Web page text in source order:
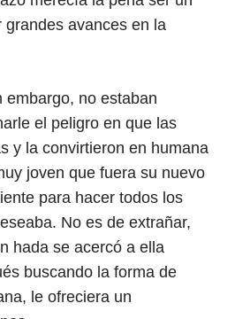
grandes avances en la
embargo, no estaban
el peligro en que las
y la convirtieron en humana
joven que fuera su nuevo
para hacer todos los
No es de extrañar,
hada se acercó a ella
buscando la forma de
le ofreciera un